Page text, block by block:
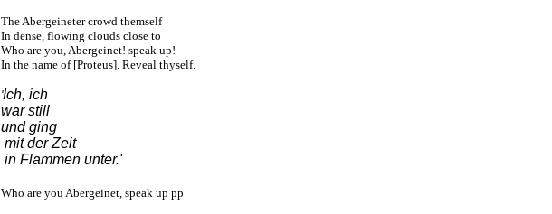
The Abergeineter crowd themself
In dense, flowing clouds close to
Who are you, Abergeinet! speak up!
In the name of [Proteus]. Reveal thyself.
'Ich, ich
war still
und ging
mit der Zeit
in Flammen unter.'
Who are you Abergeinet, speak up pp